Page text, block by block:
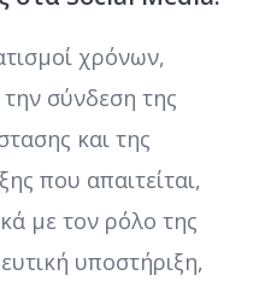
χρόνων,
σύνδεση της
και της
που απαιτείται,
με τον ρόλο της
υποστήριξη,